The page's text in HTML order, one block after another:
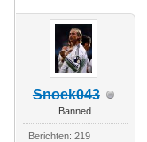
Snoek043
Banned
Berichten: 219